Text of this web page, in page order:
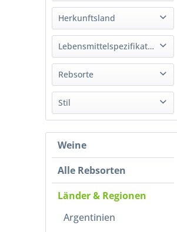
Weiß
Rot
Herkunftsland
Georgien Lebensmittelspezifikation
Bio
Rebsorte
Rkatsiteli
Saperavi
Tavkveri
Sauvignon Blanc
Stil
Trocken
Weine
Alle Rebsorten
Länder & Regionen
Argentinien